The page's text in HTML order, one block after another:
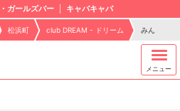
ガールズバー キャバキャバ
松浜町 club DREAM - ドリーム みん
メニュー